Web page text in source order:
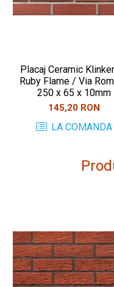
Placaj Ceramic
Ruby Flame / Via
250 x 65 x 10mm
145,20 RON
LA COMANDA